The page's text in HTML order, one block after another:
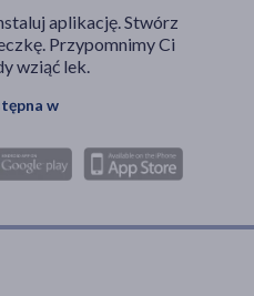
aplikację. Stwórz
Przypomnimy Ci
wziąć lek.
w